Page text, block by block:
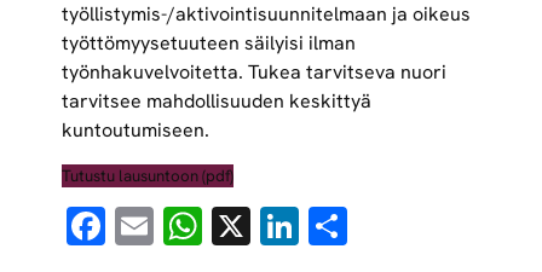
työllistymis-/aktivointisuunnitelmaan ja oikeus
työttömyysetuuteen säilyisi ilman
työnhakuvelvoitetta. Tukea tarvitseva nuori
tarvitsee mahdollisuuden keskittyä
kuntoutumiseen.
Tutustu lausuntoon (pdf)
Facebook
EmailWhatsApp
X LinkedIn
Share